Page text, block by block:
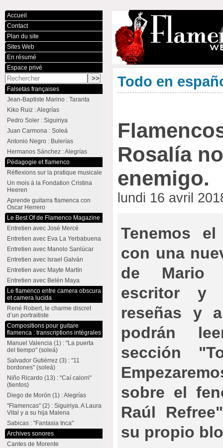
Todo en
Rosalía
enemigo.
lundi 16 avril
Tenemos
con una
de Mario
escritor y
reseñas y
podrán
sección
sobre el
Raúl
su propio
Accueil
Contact
Plan du site
Sites Web
En résumé
Espace privé
Falsetas françaises
Jean-Baptiste Marino : Taranta
Kiko Ruiz : Alegrías
Pedro Soler : Siguiriya
Juan Carmona : Soleá
Antonio Negro : Bulerías
Hermanos Sánchez : Alegrías
Pédagogie et flamenco
Réflexions sur la pratique musicale
Un mois à la Fondation Cristina
Heeren
Aprende guitarra flamenca con
Oscar Herrero
Le Best Of de Flamenco Magazine
Entretien avec José Mercé
Entretien avec Eva La Yerbabuena
Entretien avec Manolo Sanlúcar
Entretien avec Israel Galván
Entretien avec Mayte Martín
Entretien avec Belén Maya
Le flamenco entre camera obscura
et camera lucida
René Robert, le charme discret
d’un portraitiste
Compositions pour guitare
flamenca : transcriptions intégrales
Manuel Valencia (1) : "La puerta
del tiempo" (soleá)
Salvador Gutiérrez (3) : "11
bordones" (soleá)
Niño Ricardo (13) : "Caí calorri"
(tientos)
Diego de Morón (1) : Alegrías
"Flamencas" (2) : Siguiriya. A Laura
Vital y a su hija Malena
Sabicas : "Fantasia Inca"
Archives sonores
Cantes de Morente